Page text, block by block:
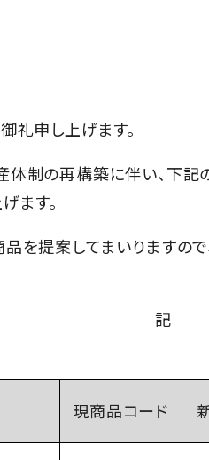
礼申し上げます。
制の再構築に伴い、下記
ます。
提案してまいりますので
記
現商品コード